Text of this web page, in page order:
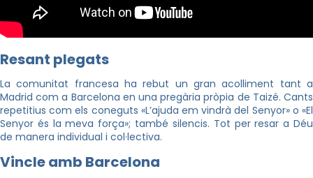
Resant plegats
La comunitat francesa ha rebut un gran acolliment tant a
Madrid com a Barcelona en una pregària pròpia de Taizé. Cants
repetitius com els coneguts «L’ajuda em vindrà del Senyor» o «El
Senyor és la meva força»; també silencis. Tot per resar a Déu
de manera individual i col·lectiva.
Vincle amb Barcelona